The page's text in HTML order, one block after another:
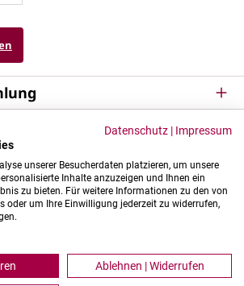
Datenschutz | Impressum
unserer Besucherdaten platzieren, um unsere
Inhalte anzuzeigen und Ihnen ein
zu bieten. Für weitere Informationen zu den von
oder um Ihre Einwilligung jederzeit zu widerrufen,
Ablehnen | Widerrufen